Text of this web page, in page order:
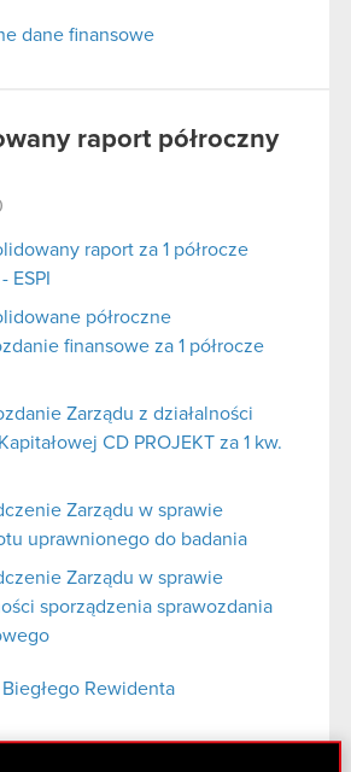
dane finansowe
raport półroczny
raport za 1 półrocze
ESPI
półroczne
finansowe za 1 półrocze
Zarządu z działalności
CD PROJEKT za 1 kw.
Zarządu w sprawie
uprawnionego do badania
Zarządu w sprawie
sporządzenia sprawozdania
Biegłego Rewidenta